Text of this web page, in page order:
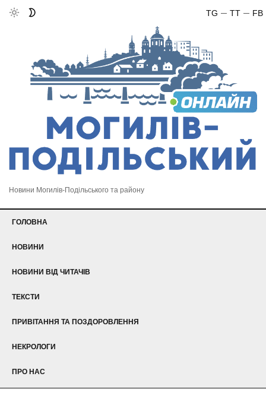
FB
TT
TG
Новини Могилів-Подільського та району
ГОЛОВНА
НОВИНИ
НОВИНИ ВІД ЧИТАЧІВ
ТЕКСТИ
ПРИВІТАННЯ ТА ПОЗДОРОВЛЕННЯ
НЕКРОЛОГИ
ПРО НАС